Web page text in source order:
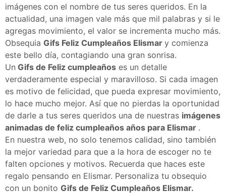
imágenes con el nombre de tus seres queridos. En la
actualidad, una imagen vale más que mil palabras y si le
agregas movimiento, el valor se incrementa mucho más.
Obsequia Gifs Feliz Cumpleaños Elismar y comienza
este bello día, contagiando una gran sonrisa.
Un Gifs de Feliz cumpleaños es un detalle
verdaderamente especial y maravilloso. Si cada imagen
es motivo de felicidad, que pueda expresar movimiento,
lo hace mucho mejor. Así que no pierdas la oportunidad
de darle a tus seres queridos una de nuestras imágenes
animadas de feliz cumpleaños años para Elismar .
En nuestra web, no solo tenemos calidad, sino también
la mejor variedad para que a la hora de escoger no te
falten opciones y motivos. Recuerda que haces este
regalo pensando en Elismar. Personaliza tu obsequio
con un bonito Gifs de Feliz Cumpleaños Elismar.